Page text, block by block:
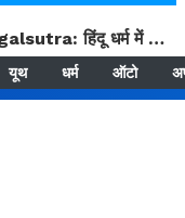
Mangalsutra: हिंदू धर्म में शादी के बाद मंगलसूत्र क्यों पहनती है महिलाएं, किसने शुरु की ये परंपरा
यूथ धर्म ऑटो